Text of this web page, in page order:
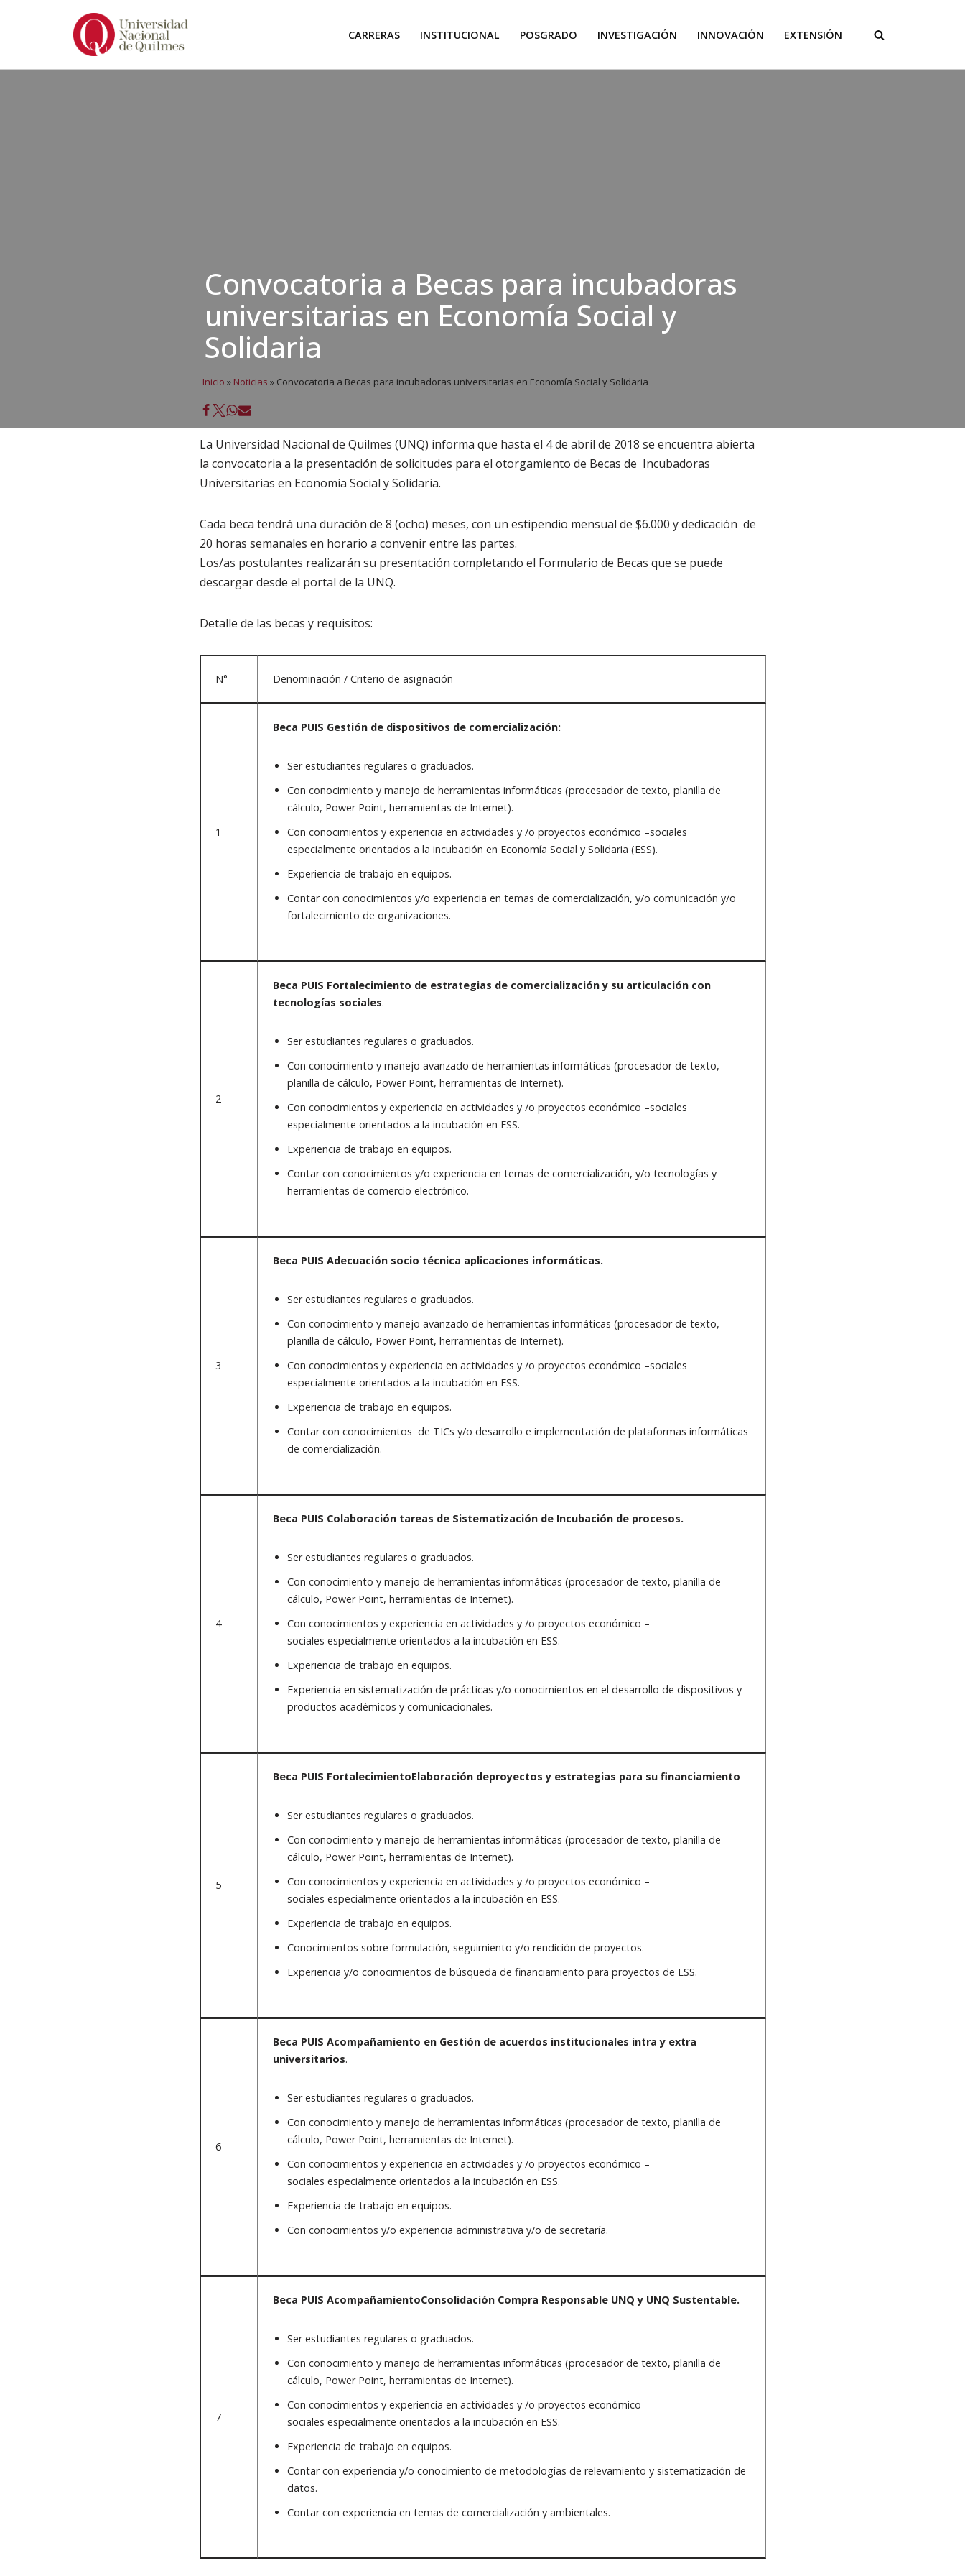
CARRERAS INSTITUCIONAL POSGRADO INVESTIGACIÓN INNOVACIÓN EXTENSIÓN
Convocatoria a Becas para incubadoras
universitarias en Economía Social y
Solidaria
Inicio » Noticias » Convocatoria a Becas para incubadoras universitarias en Economía Social y Solidaria
La Universidad Nacional de Quilmes (UNQ) informa que hasta el 4 de abril de 2018 se encuentra abierta
la convocatoria a la presentación de solicitudes para el otorgamiento de Becas de Incubadoras
Universitarias en Economía Social y Solidaria.
Cada beca tendrá una duración de 8 (ocho) meses, con un estipendio mensual de $6.000 y dedicación de
20 horas semanales en horario a convenir entre las partes.
Los/as postulantes realizarán su presentación completando el Formulario de Becas que se puede
descargar desde el portal de la UNQ.
Detalle de las becas y requisitos:
N° Denominación / Criterio de asignación
1
Beca PUIS Gestión de dispositivos de comercialización:
Ser estudiantes regulares o graduados.
Con conocimiento y manejo de herramientas informáticas (procesador de texto, planilla de
cálculo, Power Point, herramientas de Internet).
Con conocimientos y experiencia en actividades y /o proyectos económico –sociales
especialmente orientados a la incubación en Economía Social y Solidaria (ESS).
Experiencia de trabajo en equipos.
Contar con conocimientos y/o experiencia en temas de comercialización, y/o comunicación y/o
fortalecimiento de organizaciones.
2
Beca PUIS Fortalecimiento de estrategias de comercialización y su articulación con
tecnologías sociales.
Ser estudiantes regulares o graduados.
Con conocimiento y manejo avanzado de herramientas informáticas (procesador de texto,
planilla de cálculo, Power Point, herramientas de Internet).
Con conocimientos y experiencia en actividades y /o proyectos económico –sociales
especialmente orientados a la incubación en ESS.
Experiencia de trabajo en equipos.
Contar con conocimientos y/o experiencia en temas de comercialización, y/o tecnologías y
herramientas de comercio electrónico.
3
Beca PUIS Adecuación socio técnica aplicaciones informáticas.
Ser estudiantes regulares o graduados.
Con conocimiento y manejo avanzado de herramientas informáticas (procesador de texto,
planilla de cálculo, Power Point, herramientas de Internet).
Con conocimientos y experiencia en actividades y /o proyectos económico –sociales
especialmente orientados a la incubación en ESS.
Experiencia de trabajo en equipos.
Contar con conocimientos de TICs y/o desarrollo e implementación de plataformas informáticas
de comercialización.
4
Beca PUIS Colaboración tareas de Sistematización de Incubación de procesos.
Ser estudiantes regulares o graduados.
Con conocimiento y manejo de herramientas informáticas (procesador de texto, planilla de
cálculo, Power Point, herramientas de Internet).
Con conocimientos y experiencia en actividades y /o proyectos económico –
sociales especialmente orientados a la incubación en ESS.
Experiencia de trabajo en equipos.
Experiencia en sistematización de prácticas y/o conocimientos en el desarrollo de dispositivos y
productos académicos y comunicacionales.
5
Beca PUIS FortalecimientoElaboración deproyectos y estrategias para su financiamiento
Ser estudiantes regulares o graduados.
Con conocimiento y manejo de herramientas informáticas (procesador de texto, planilla de
cálculo, Power Point, herramientas de Internet).
Con conocimientos y experiencia en actividades y /o proyectos económico –
sociales especialmente orientados a la incubación en ESS.
Experiencia de trabajo en equipos.
Conocimientos sobre formulación, seguimiento y/o rendición de proyectos.
Experiencia y/o conocimientos de búsqueda de financiamiento para proyectos de ESS.
6
Beca PUIS Acompañamiento en Gestión de acuerdos institucionales intra y extra
universitarios.
Ser estudiantes regulares o graduados.
Con conocimiento y manejo de herramientas informáticas (procesador de texto, planilla de
cálculo, Power Point, herramientas de Internet).
Con conocimientos y experiencia en actividades y /o proyectos económico –
sociales especialmente orientados a la incubación en ESS.
Experiencia de trabajo en equipos.
Con conocimientos y/o experiencia administrativa y/o de secretaría.
7
Beca PUIS AcompañamientoConsolidación Compra Responsable UNQ y UNQ Sustentable.
Ser estudiantes regulares o graduados.
Con conocimiento y manejo de herramientas informáticas (procesador de texto, planilla de
cálculo, Power Point, herramientas de Internet).
Con conocimientos y experiencia en actividades y /o proyectos económico –
sociales especialmente orientados a la incubación en ESS.
Experiencia de trabajo en equipos.
Contar con experiencia y/o conocimiento de metodologías de relevamiento y sistematización de
datos.
Contar con experiencia en temas de comercialización y ambientales.